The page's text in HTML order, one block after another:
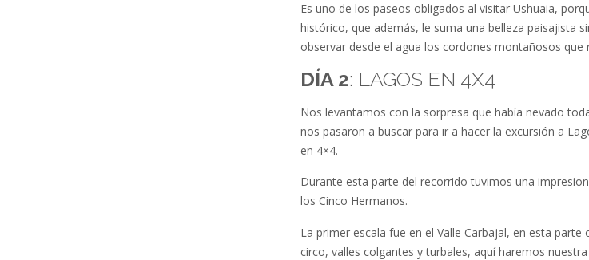
Es uno de los paseos obligados al visitar Ushuaia,
histórico, que además, le suma una belleza paisajista
observar desde el agua los cordones montañosos que
DÍA 2: LAGOS EN 4X4
Nos levantamos con la sorpresa que había nevado
nos pasaron a buscar para ir a hacer la excursión a
en 4×4.
Durante esta parte del recorrido tuvimos una
los Cinco Hermanos.
La primer escala fue en el Valle Carbajal, en esta parte
circo, valles colgantes y turbales, aquí haremos